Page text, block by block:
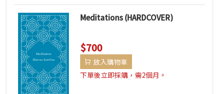
Meditations (HARDCOVER)
$700
放入購物車
下單後立即採購，需2個月。